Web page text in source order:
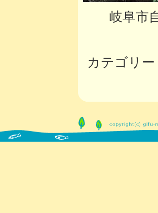
岐阜市自
カテゴリー